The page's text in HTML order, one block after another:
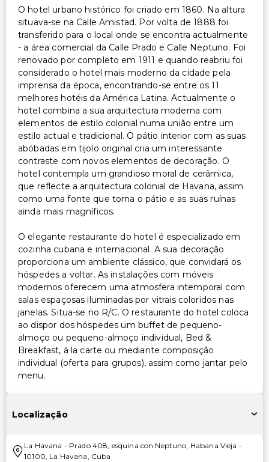
O hotel urbano histórico foi criado em 1860. Na altura
situava-se na Calle Amistad. Por volta de 1888 foi
transferido para o local onde se encontra actualmente
- a área comercial da Calle Prado e Calle Neptuno. Foi
renovado por completo em 1911 e quando reabriu foi
considerado o hotel mais moderno da cidade pela
imprensa da época, encontrando-se entre os 11
melhores hotéis da América Latina. Actualmente o
hotel combina a sua arquitectura moderna com
elementos de estilo colonial numa união entre um
estilo actual e tradicional. O pátio interior com as suas
abóbadas em tijolo original cria um interessante
contraste com novos elementos de decoração. O
hotel contempla um grandioso moral de cerâmica,
que reflecte a arquitectura colonial de Havana, assim
como uma fonte que torna o pátio e as suas ruínas
ainda mais magníficos.
O elegante restaurante do hotel é especializado em
cozinha cubana e internacional. A sua decoração
proporciona um ambiente clássico, que convidará os
hóspedes a voltar. As instalações com móveis
modernos oferecem uma atmosfera intemporal com
salas espaçosas iluminadas por vitrais coloridos nas
janelas. Situa-se no R/C. O restaurante do hotel coloca
ao dispor dos hóspedes um buffet de pequeno-
almoço ou pequeno-almoço individual, Bed &
Breakfast, à la carte ou mediante composição
individual (oferta para grupos), assim como jantar pelo
menu.
Localização
La Havana - Prado 408, esquina con Neptuno, Habana Vieja -
10100, La Havana, Cuba